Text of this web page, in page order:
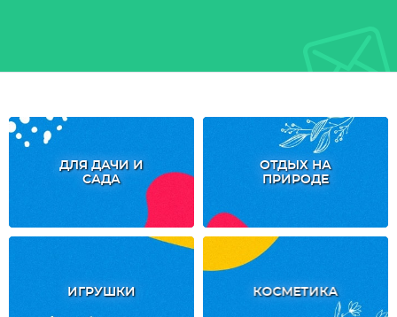
ДЛЯ ДАЧИ И
САДА
ОТДЫХ НА
ПРИРОДЕ
ИГРУШКИ КОСМЕТИКА